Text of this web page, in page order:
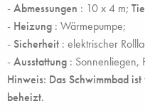
-Abmessungen : 10 x 4 m;
- Heizung : Wärmepumpe;
-Sicherheit : elektrischer
-Ausstattung : Sonnenliegen,
Hinweis: Das Schwimmbad
beheizt.